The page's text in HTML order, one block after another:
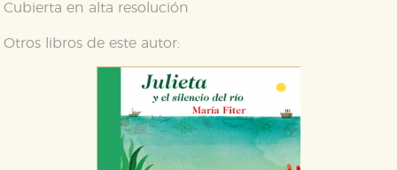
Cubierta en alta resolución
Otros libros de este autor:
áreas de nuestra web dejen de funcionar
Cookies de rendimiento y analíticas
Estas cookies se utilizan para mejorar su experiencia
de navegación y optimizar el funcionamiento de
nuestro sitio web. Almacenan configuraciones de
servicios para que no tenga que reconfigurarlos cada
vez que nos visita. La información es agregada y, por lo
tanto, es anónima.
Cookies de publicidad y redes sociales